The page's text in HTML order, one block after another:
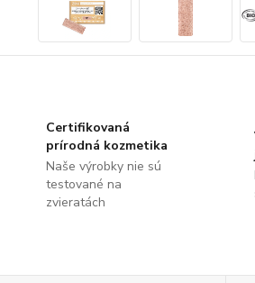
Certifikovaná
prírodná kozmetika
Naše výrobky nie sú
testované na
zvieratách